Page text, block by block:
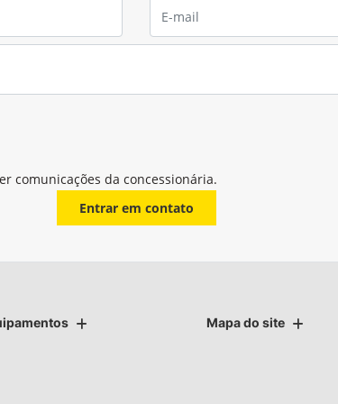
comunicações da concessionária.
Entrar em contato
Mapa do site